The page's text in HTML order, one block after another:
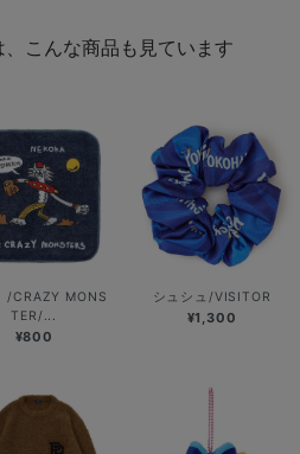
こんな商品も見ています
/CRAZY MONS
TER/...
¥800
シュシュ/VISITOR
¥1,300